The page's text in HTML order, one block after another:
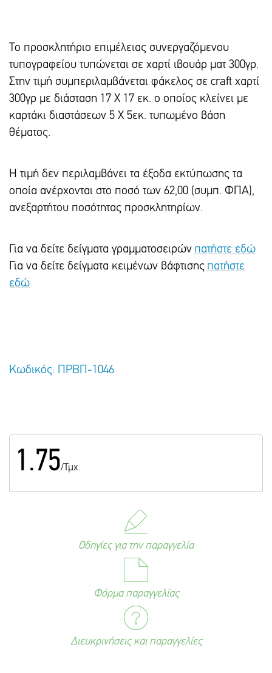
Το προσκλητήριο επιμέλειας συνεργαζόμενου
τυπογραφείου τυπώνεται σε χαρτί ιβουάρ ματ 300γρ.
Στην τιμή συμπεριλαμβάνεται φάκελος σε craft χαρτί
300γρ με διάσταση 17 Χ 17 εκ. ο οποίος κλείνει με
καρτάκι διαστάσεων 5 Χ 5εκ. τυπωμένο βάση
θέματος.
Η τιμή δεν περιλαμβάνει τα έξοδα εκτύπωσης τα
οποία ανέρχονται στο ποσό των 62,00 (συμπ. ΦΠΑ),
ανεξαρτήτου ποσότητας προσκλητηρίων.
Για να δείτε δείγματα γραμματοσειρών πατήστε εδώ
Για να δείτε δείγματα κειμένων βάφτισης πατήστε
εδώ
Κωδικός: ΠΡΒΠ-1046
1.75/Τμχ.
Οδηγίες για την παραγγελία
Φόρμα παραγγελίας
Διευκρινήσεις και παραγγελίες